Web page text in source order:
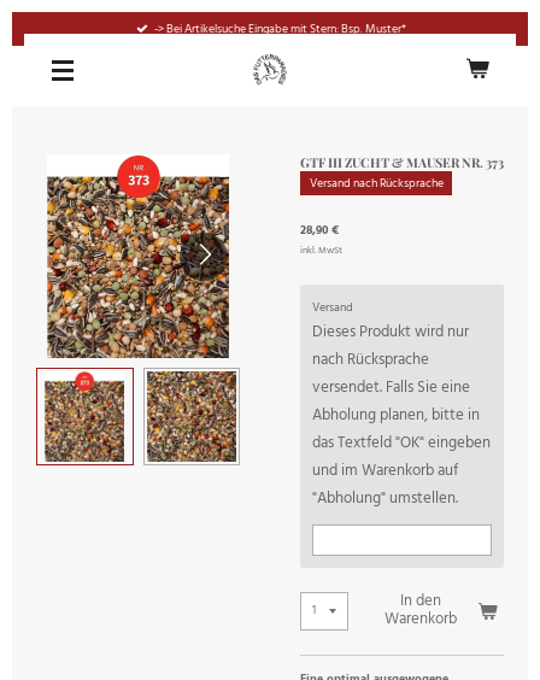
springen
-> Bei Artikelsuche Eingabe mit Stern: Bsp. Muster*
GTF III ZUCHT & MAUSER NR. 373
Versand nach Rücksprache
28,90 €
inkl. MwSt
Versand
Dieses Produkt wird nur
nach Rücksprache
versendet. Falls Sie eine
Abholung planen, bitte in
das Textfeld "OK" eingeben
und im Warenkorb auf
"Abholung" umstellen.
In den
Warenkorb